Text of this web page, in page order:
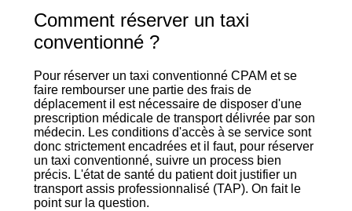
Comment réserver un taxi
conventionné ?
Pour réserver un taxi conventionné CPAM et se
faire rembourser une partie des frais de
déplacement il est nécessaire de disposer d'une
prescription médicale de transport délivrée par son
médecin. Les conditions d'accès à se service sont
donc strictement encadrées et il faut, pour réserver
un taxi conventionné, suivre un process bien
précis. L'état de santé du patient doit justifier un
transport assis professionnalisé (TAP). On fait le
point sur la question.